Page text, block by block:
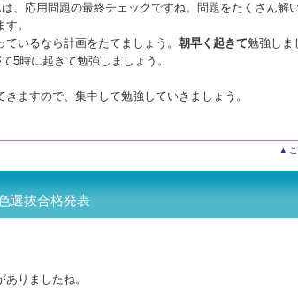
、応用問題の最終チェックですね。問題をたくさん解
。
いるなら計画をたてましょう。 朝早く起きて勉強しま
5時に起きて勉強しましょう。
ますので、集中して勉強していきましょう。
選抜合格発表
りましたね。